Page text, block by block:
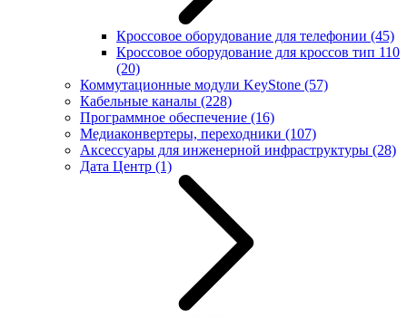
Кроссовое оборудование для телефонии (45)
Кроссовое оборудование для кроссов тип 110
(20)
Коммутационные модули KeyStone (57)
Кабельные каналы (228)
Программное обеспечение (16)
Медиаконвертеры, переходники (107)
Аксессуары для инженерной инфраструктуры (28)
Дата Центр (1)